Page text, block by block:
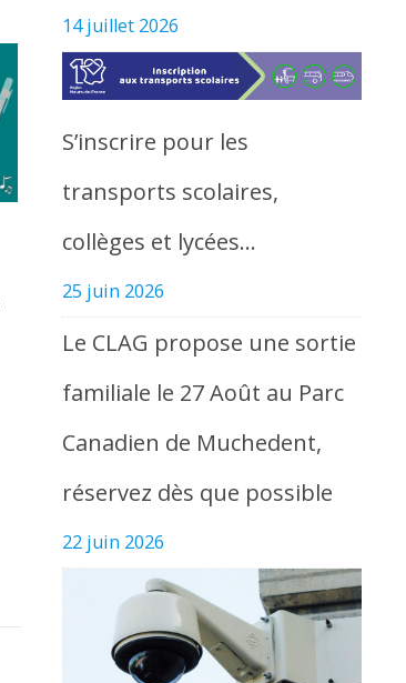
14 juillet 2026
S’inscrire pour les
transports scolaires,
collèges et lycées…
25 juin 2026
Le CLAG propose une sortie
familiale le 27 Août au Parc
Canadien de Muchedent,
réservez dès que possible
22 juin 2026